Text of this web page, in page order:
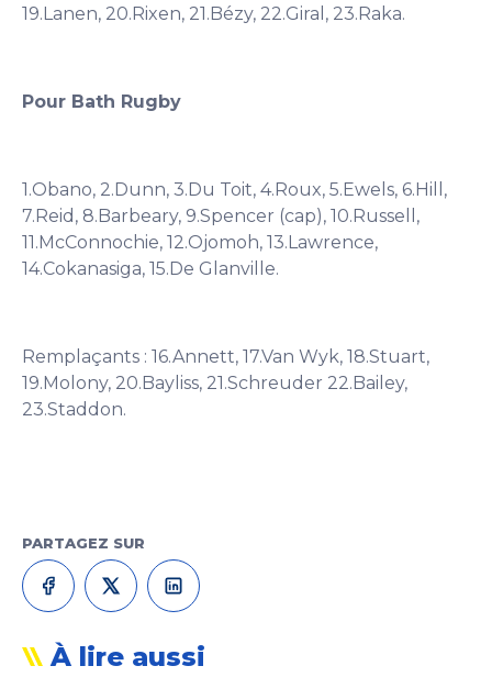
PARTAGEZ SUR
19.Lanen, 20.Rixen, 21.Bézy, 22.Giral, 23.Raka.
Pour Bath Rugby
1.Obano, 2.Dunn, 3.Du Toit, 4.Roux, 5.Ewels, 6.Hill,
7.Reid, 8.Barbeary, 9.Spencer (cap), 10.Russell,
11.McConnochie, 12.Ojomoh, 13.Lawrence,
14.Cokanasiga, 15.De Glanville.
Remplaçants : 16.Annett, 17.Van Wyk, 18.Stuart,
19.Molony, 20.Bayliss, 21.Schreuder 22.Bailey,
23.Staddon.
À lire aussi